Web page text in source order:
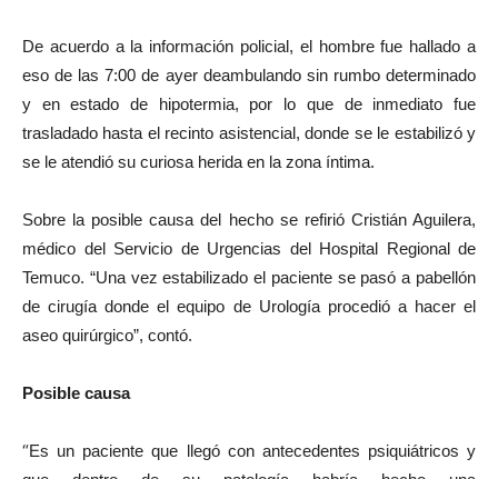
De acuerdo a la información policial, el hombre fue hallado a
eso de las 7:00 de ayer deambulando sin rumbo determinado
y en estado de hipotermia, por lo que de inmediato fue
trasladado hasta el recinto asistencial, donde se le estabilizó y
se le atendió su curiosa herida en la zona íntima.
Sobre la posible causa del hecho se refirió Cristián Aguilera,
médico del Servicio de Urgencias del Hospital Regional de
Temuco. “Una vez estabilizado el paciente se pasó a pabellón
de cirugía donde el equipo de Urología procedió a hacer el
aseo quirúrgico”, contó.
Posible causa
“Es un paciente que llegó con antecedentes psiquiátricos y